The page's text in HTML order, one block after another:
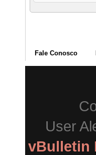
Fale Conosco
User
vBulletin